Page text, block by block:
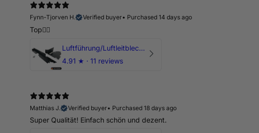
Fynn-Tjorven H.
Verified buyer• Purchased 14 days ago
Top👍🏼
Luftführung/Luftleitblech 5" 125mm offene Ansaugung HPerformance
4.91 ★ · 11 reviews
Matthias J.
Verified buyer• Purchased 18 days ago
Super Qualität! Einfach schön und dezent.